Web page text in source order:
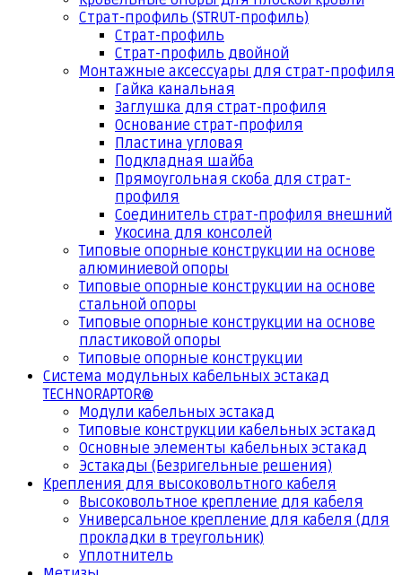
Страт-профиль (STRUT-профиль)
Страт-профиль
Страт-профиль двойной
Монтажные аксессуары для страт-профиля
Гайка канальная
Заглушка для страт-профиля
Основание страт-профиля
Пластина угловая
Подкладная шайба
Прямоугольная скоба для страт-
профиля
Соединитель страт-профиля внешний
Укосина для консолей
Типовые опорные конструкции на основе
алюминиевой опоры
Типовые опорные конструкции на основе
стальной опоры
Типовые опорные конструкции на основе
пластиковой опоры
Типовые опорные конструкции
Система модульных кабельных эстакад
TECHNORAPTOR®
Модули кабельных эстакад
Типовые конструкции кабельных эстакад
Основные элементы кабельных эстакад
Эстакады (Безригельные решения)
Крепления для высоковольтного кабеля
Высоковольтное крепление для кабеля
Универсальное крепление для кабеля (для
прокладки в треугольник)
Уплотнитель